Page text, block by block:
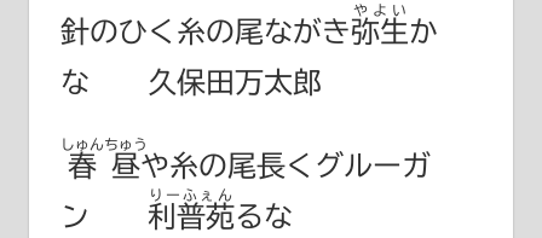
針のひく糸の尾ながき弥生
やよい
か
な 久保田万太郎
春昼
しゅんちゅう
や糸の尾長くグルーガ
ン 利普苑
りーふぇん
るな